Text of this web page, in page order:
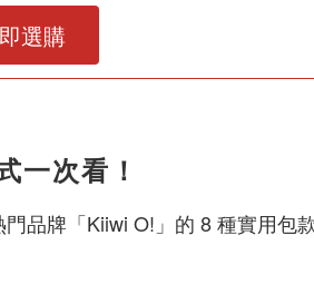
選購
一次看！
品牌「Kiiwi O!」的 8 種實用包